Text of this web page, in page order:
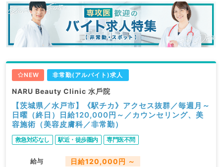
NEW 非常勤(アルバイト)求人
NARU Beauty Clinic ⽔⼾院
【茨城県／水戸市】《駅チカ》アクセス抜群／毎週月～
日曜（終日）日給120,000円～／カウンセリング、美
容施術（美容皮膚科／非常勤）
救急対応なし 駅近・徒歩圏内 専門医不問
給与 日給120,000円 ～